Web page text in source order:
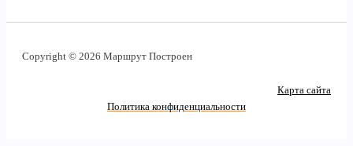
Copyright © 2026 Маршрут Построен
Карта сайта
Политика конфиденциальности